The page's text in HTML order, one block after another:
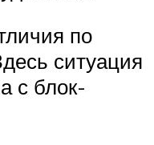
по
ситуация
с блок-